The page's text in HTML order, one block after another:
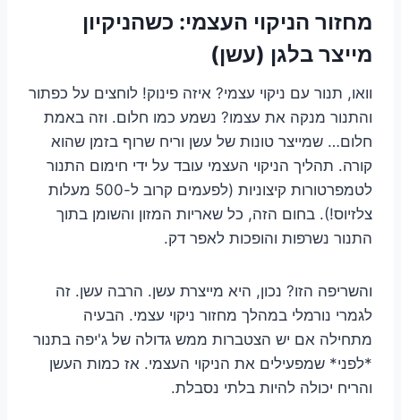
מחזור הניקוי העצמי: כשהניקיון
מייצר בלגן (עשן)
וואו, תנור עם ניקוי עצמי? איזה פינוק! לוחצים על כפתור
והתנור מנקה את עצמו? נשמע כמו חלום. וזה באמת
חלום… שמייצר טונות של עשן וריח שרוף בזמן שהוא
קורה. תהליך הניקוי העצמי עובד על ידי חימום התנור
לטמפרטורות קיצוניות (לפעמים קרוב ל-500 מעלות
צלזיוס!). בחום הזה, כל שאריות המזון והשומן בתוך
התנור נשרפות והופכות לאפר דק.
והשריפה הזו? נכון, היא מייצרת עשן. הרבה עשן. זה
לגמרי נורמלי במהלך מחזור ניקוי עצמי. הבעיה
מתחילה אם יש הצטברות ממש גדולה של ג'יפה בתנור
*לפני* שמפעילים את הניקוי העצמי. אז כמות העשן
והריח יכולה להיות בלתי נסבלת.